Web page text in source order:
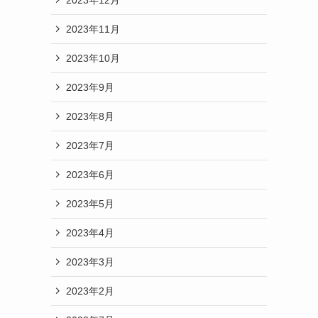
2023年11月
2023年10月
2023年9月
2023年8月
2023年7月
2023年6月
2023年5月
2023年4月
2023年3月
2023年2月